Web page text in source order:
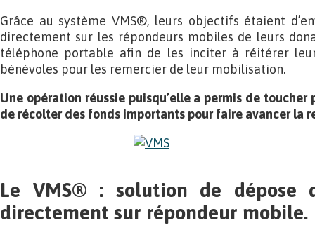
Grâce au système VMS®, leurs objectifs étaient
directement sur les répondeurs mobiles de leurs
téléphone portable afin de les inciter à réitérer
bénévoles pour les remercier de leur mobilisation.
Une opération réussie puisqu’elle a permis de
de récolter des fonds importants pour faire avancer la
Le VMS® : solution de dépose
directement sur répondeur mobile.